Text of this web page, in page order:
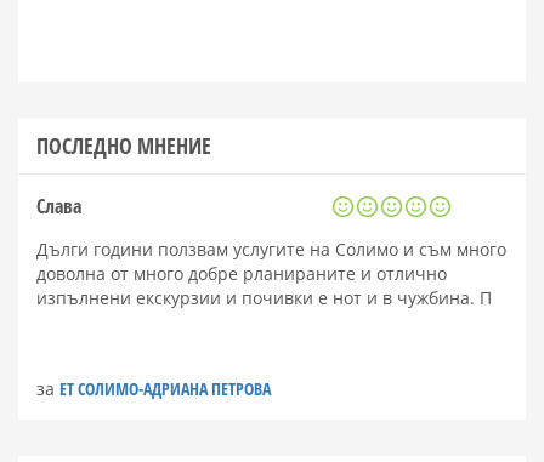
ПОСЛЕДНО МНЕНИЕ
Слава
Дълги години ползвам услугите на Солимо и съм много
доволна от много добре рланираните и отлично
изпълнени екскурзии и почивки е нот и в чужбина. П
за ЕТ СОЛИМО-АДРИАНА ПЕТРОВА